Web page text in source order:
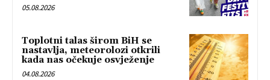
05.08.2026
Toplotni talas širom BiH se
nastavlja, meteorolozi otkrili
kada nas očekuje osvježenje
04.08.2026